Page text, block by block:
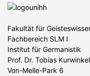
Fakultät für
Fachbereich SLM I
Institut für Germanistik
Prof. Dr. Tobias Kurwinkel
Von-Melle-Park 6